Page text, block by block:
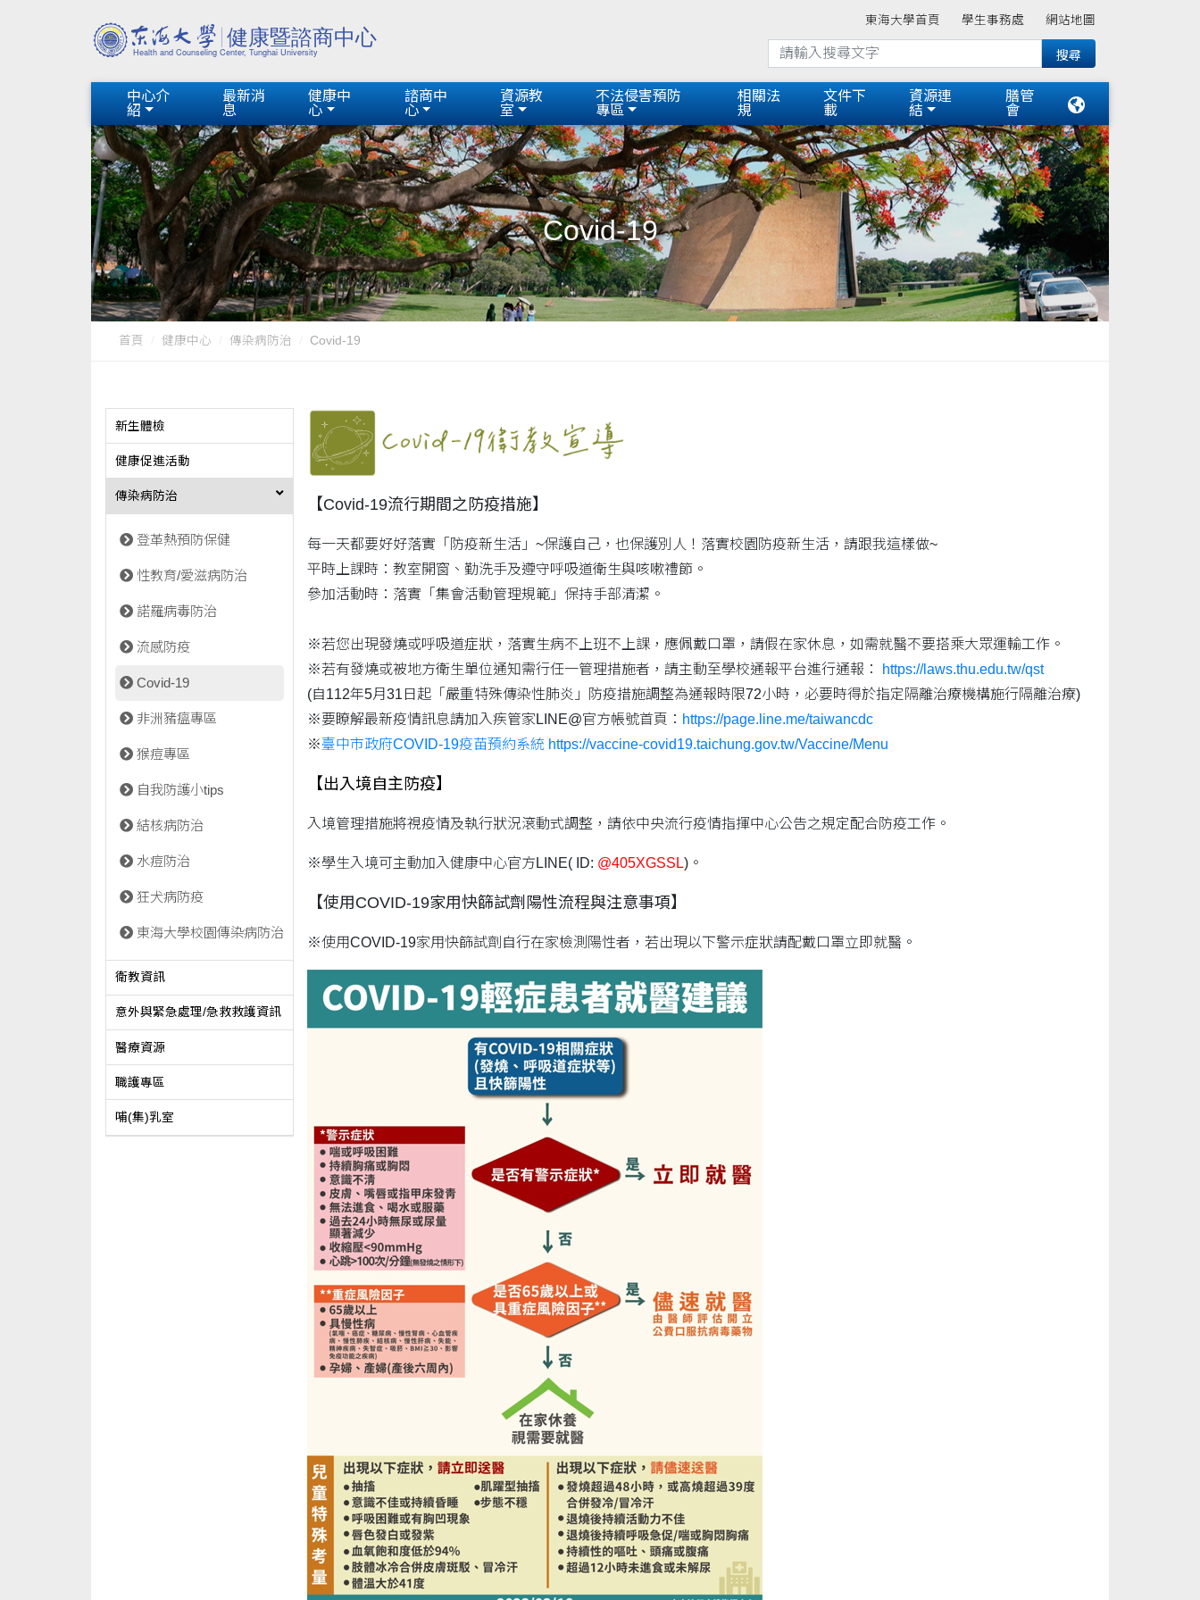
東海大學首頁 學生事務處 網站地圖
中心介
紹
最新消
息
健康中
心
諮商中
心
資源教
室
不法侵害預防
專區
相關法
規
文件下
載
資源連
結
膳管
會
Covid-19
首頁 健康中心 傳染病防治 Covid-19
新生體檢
健康促進活動
傳染病防治
登革熱預防保健
性教育/愛滋病防治
諾羅病毒防治
流感防疫
Covid-19
非洲豬瘟專區
猴痘專區
自我防護小tips
結核病防治
水痘防治
狂犬病防疫
東海大學校園傳染病防治
衛教資訊
意外與緊急處理/急救救護資訊
醫療資源
職護專區
哺(集)乳室
【Covid-19流行期間之防疫措施】
每一天都要好好落實「防疫新生活」~保護自己，也保護別人！落實校園防疫新生活，請跟我這樣做~
平時上課時：教室開窗、勤洗手及遵守呼吸道衛生與咳嗽禮節。
參加活動時：落實「集會活動管理規範」保持手部清潔。
※若您出現發燒或呼吸道症狀，落實生病不上班不上課，應佩戴口罩，請假在家休息，如需就醫不要搭乘大眾運輸工作。
※若有發燒或被地方衛生單位通知需行任一管理措施者，請主動至學校通報平台進行通報：
https://laws.thu.edu.tw/qst
(自112年5月31日起「嚴重特殊傳染性肺炎」防疫措施調整為通報時限72小時，必要時得於指定隔離治療機構施行隔離治療)
※要瞭解最新疫情訊息請加入疾管家LINE@官方帳號首頁： https://page.line.me/taiwancdc
※臺中市政府COVID-19疫苗預約系統 https://vaccine-covid19.taichung.gov.tw/Vaccine/Menu
【出入境自主防疫】
入境管理措施將視疫情及執行狀況滾動式調整，請依中央流行疫情指揮中心公告之規定配合防疫工作。
※學生入境可主動加入健康中心官方LINE( ID: @405XGSSL)。
【使用COVID-19家用快篩試劑陽性流程與注意事項】
※使用COVID-19家用快篩試劑自行在家檢測陽性者，若出現以下警示症狀請配戴口罩立即就醫。